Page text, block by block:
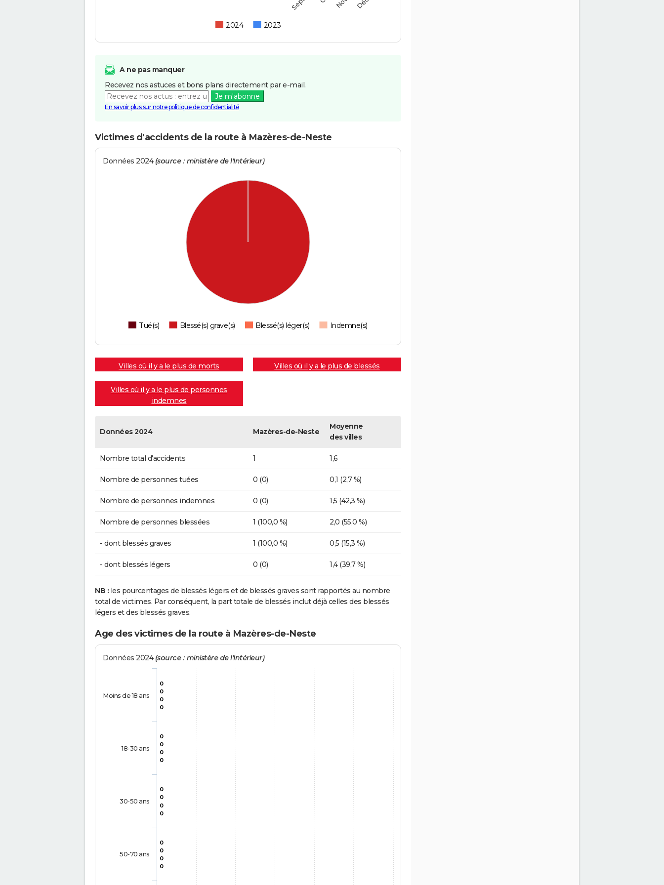
2024 2023
A ne pas manquer
Recevez nos astuces et bons plans directement par e-mail.
Je m'abonne
En savoir plus sur notre politique de confidentialité
Victimes d'accidents de la route à Mazères-de-Neste
Données 2024 (source : ministère de l'Intérieur)
Tué(s) Blessé(s) grave(s) Blessé(s) léger(s) Indemne(s)
Villes où il y a le plus de morts Villes où il y a le plus de blessés
Villes où il y a le plus de personnes
indemnes
Données 2024 Mazères-de-Neste
Moyenne
des villes
Nombre total d'accidents 1 1,6
Nombre de personnes tuées 0 (0) 0,1 (2,7 %)
Nombre de personnes indemnes 0 (0) 1,5 (42,3 %)
Nombre de personnes blessées 1 (100,0 %) 2,0 (55,0 %)
- dont blessés graves 1 (100,0 %) 0,5 (15,3 %)
- dont blessés légers 0 (0) 1,4 (39,7 %)
NB : les pourcentages de blessés légers et de blessés graves sont rapportés au nombre
total de victimes. Par conséquent, la part totale de blessés inclut déjà celles des blessés
légers et des blessés graves.
Age des victimes de la route à Mazères-de-Neste
Données 2024 (source : ministère de l'Intérieur)
0
0
0
0
0
0
0
0
0
0
0
0
0
0
0
0
Moins de 18 ans
18-30 ans
30-50 ans
50-70 ans